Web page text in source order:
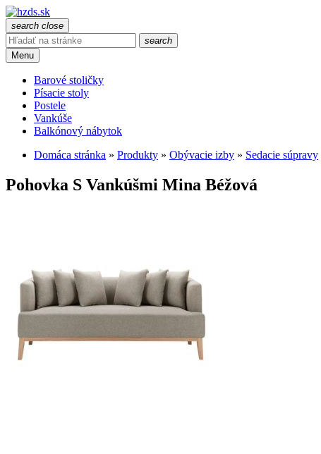
search close
search
Menu
Barové stoličky
Písacie stoly
Postele
Vankúše
Balkónový nábytok
Domáca stránka » Produkty » Obývacie izby » Sedacie súpravy
Pohovka S Vankúšmi Mina Béžová